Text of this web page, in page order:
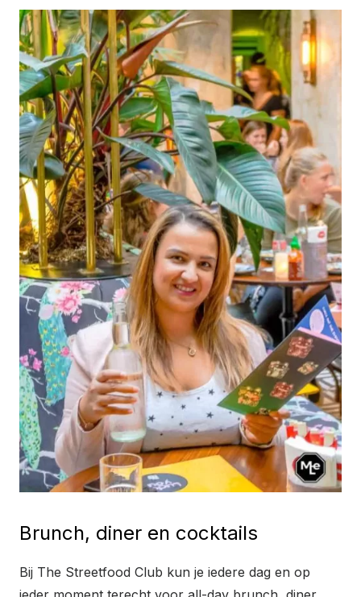
Brunch, diner en cocktails
Bij The Streetfood Club kun je iedere dag en op